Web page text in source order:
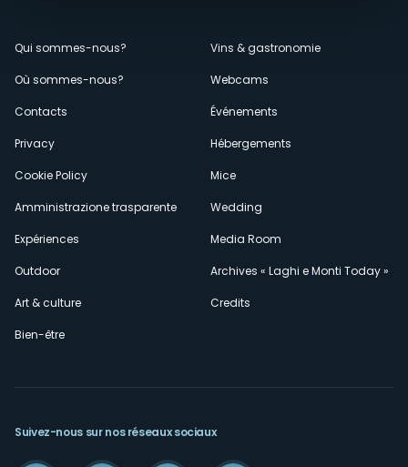
Menù
secondario
Qui sommes-nous?
Où sommes-nous?
Contacts
Privacy
Cookie Policy
Amministrazione trasparente
Expériences
Outdoor
Art & culture
Bien-être
Vins & gastronomie
Webcams
Événements
Hébergements
Mice
Wedding
Media Room
Archives « Laghi e Monti Today »
Credits
Suivez-nous sur nos réseaux sociaux